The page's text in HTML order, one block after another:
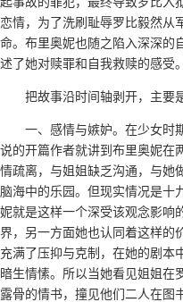
恋情，为了洗刷耻辱罗比毅然从
命。布里奥妮也随之陷入深深的
述了她对赎罪和自我救赎的感受。
把故事沿时间轴剥开，主要
一、感情与嫉妒。在少女时
说的开篇作者就讲到布里奥妮在
情疏离，与姐姐缺乏沟通，与她
脑海中的乐园。但现实情况是十
妮就是这样一个深受该观念影响
界，另一方面她也认同着这样的
充满了压抑与克制，在她的剧本
暗生情愫。所以当她看见姐姐在
露骨的情书，撞见他们二人在图